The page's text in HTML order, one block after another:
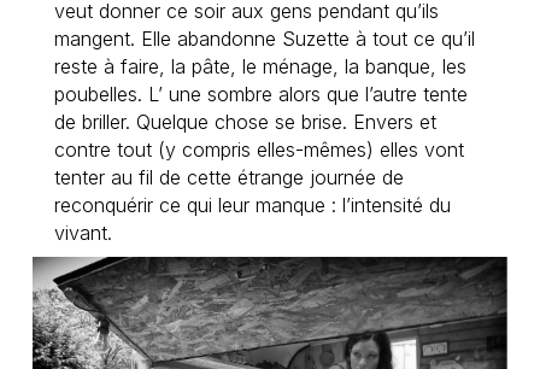
veut donner ce soir aux gens pendant qu’ils
mangent. Elle abandonne Suzette à tout ce qu’il
reste à faire, la pâte, le ménage, la banque, les
poubelles. L’ une sombre alors que l’autre tente
de briller. Quelque chose se brise. Envers et
contre tout (y compris elles-mêmes) elles vont
tenter au fil de cette étrange journée de
reconquérir ce qui leur manque : l’intensité du
vivant.